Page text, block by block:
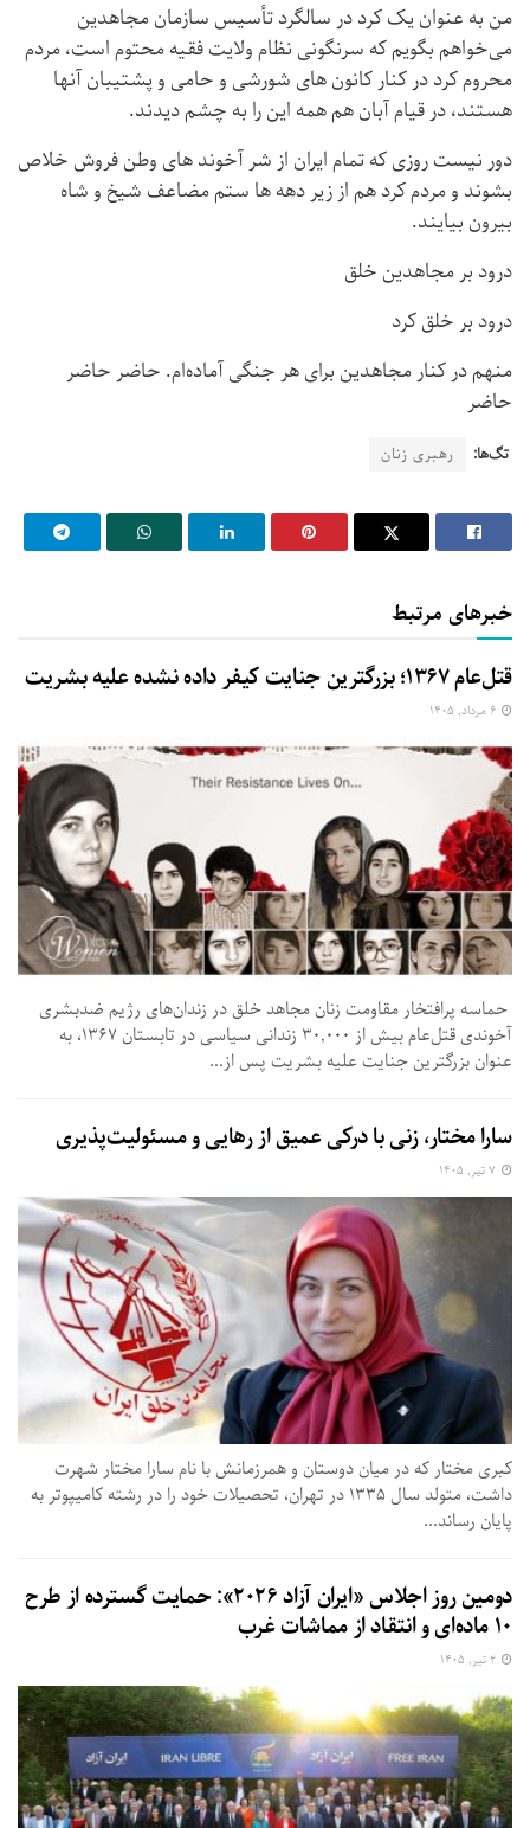
من به‌ عنوان یک کرد در سالگرد تأسیس سازمان مجاهدین
می‌خواهم بگویم که سرنگونی نظام ولایت فقیه محتوم است، مردم
محروم کرد در کنار کانون ‌های شورشی و حامی و پشتیبان آنها
هستند، در قیام آبان هم همه این را به چشم دیدند.
دور نیست روزی که تمام ایران از شر آخوند های وطن‌ فروش خلاص
بشوند و مردم کرد هم از زیر دهه ‌ها ستم مضاعف شیخ و شاه
بیرون بیایند.
درود بر مجاهدین خلق
درود بر خلق کرد
منهم در کنار مجاهدین برای هر جنگی آماده‌ام. حاضر حاضر
حاضر
تگ‌ها: رهبری زنان
خبرهای مرتبط
قتل‌عام ۱۳۶۷؛ بزرگترین جنایت کیفر داده نشده علیه بشریت
حماسه پرافتخار مقاومت زنان مجاهد خلق در زندان‌های رژیم ضدبشری
آخوندی قتل‌عام بیش از ۳۰,۰۰۰ زندانی سیاسی در تابستان ۱۳۶۷، به
عنوان بزرگترین جنایت علیه بشریت پس از...
سارا مختار، زنی با درکی عمیق از رهایی و مسئولیت‌پذیری
کبری مختار که در میان دوستان و همرزمانش با نام سارا مختار شهرت
داشت، متولد سال ۱۳۳۵ در تهران، تحصیلات خود را در رشته کامیپوتر به
پایان رساند...
دومین روز اجلاس «ایران آزاد ۲۰۲۶»: حمایت گسترده از طرح
۱۰ ماده‌ای و انتقاد از مماشات غرب